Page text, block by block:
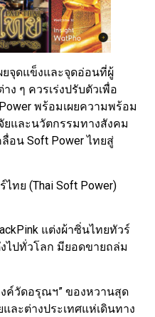
ยจุดแข็งและจุดอ่อนที่ผู้
ๆ ควรเร่งปรับตัวเพื่อ
พร้อมเผยความพร้อม
ยและนวัตกรรมทางสังคม
อน Soft Power ไทยสู่
ทย (Thai Soft Power)
แต่งผ้าซิ่นไทยทัวร์
ไปทั่วโลก มียอดขายถล่ม
งค์วัดอรุณฯ” ของหวานสุด
ละต่างประเทศแห่เดินทาง